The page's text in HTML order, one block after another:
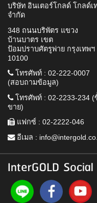
บริษัท อินเตอร์โกลด์ โกลด์เ
จำกัด
348 ถนนบริพัตร แขวง
บ้านบาตร เขต
ป้อมปราบศัตรูพ่าย กรุงเทพฯ
10100
โทรศัพท์ : 02-222-0007
(สอบถามข้อมูล)
โทรศัพท์ : 02-2233-234 (
ขาย)
แฟกซ์ : 02-2222-046
อีเมล :
InterGOLD